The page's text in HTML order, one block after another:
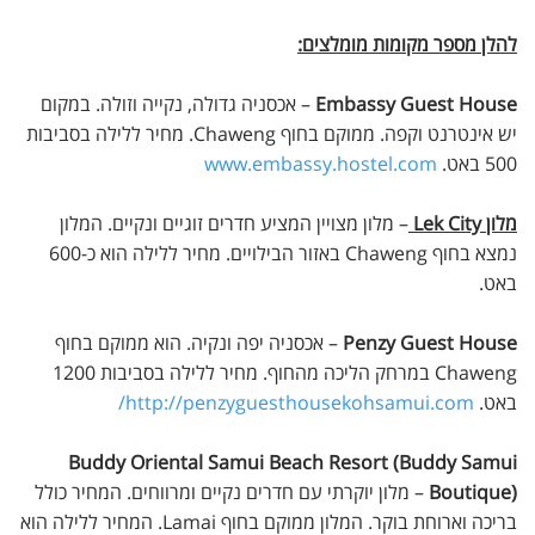
להלן מספר מקומות מומלצים:
Embassy Guest House – אכסניה גדולה, נקייה וזולה. במקום
יש אינטרנט וקפה. ממוקם בחוף Chaweng. מחיר ללילה בסביבות
500 באט.
www.embassy.hostel.com
מלון Lek City
– מלון מצויין המציע חדרים זוגיים ונקיים. המלון
נמצא בחוף Chaweng באזור הבילויים. מחיר ללילה הוא כ-600
באט.
Penzy Guest House – אכסניה יפה ונקיה. הוא ממוקם בחוף
Chaweng במרחק הליכה מהחוף. מחיר ללילה בסביבות 1200
באט. http://penzyguesthousekohsamui.com/
Buddy Oriental Samui Beach Resort (Buddy Samui
Boutique) – מלון יוקרתי עם חדרים נקיים ומרווחים. המחיר כולל
בריכה וארוחת בוקר. המלון ממוקם בחוף Lamai. המחיר ללילה הוא